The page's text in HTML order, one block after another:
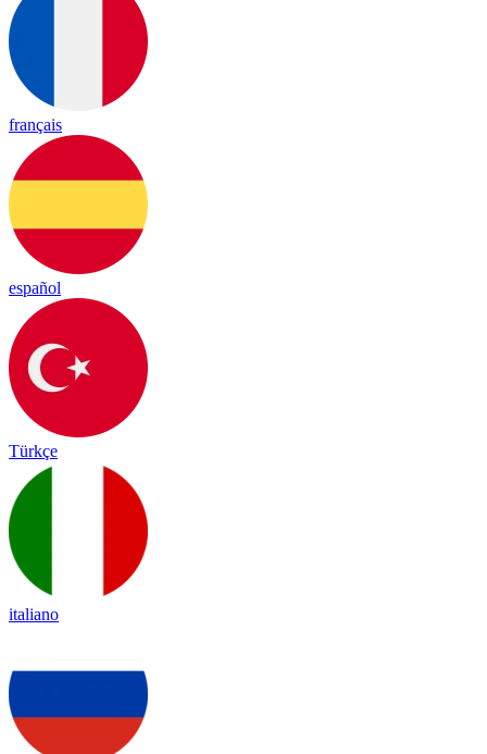
français
español
Türkçe
italiano